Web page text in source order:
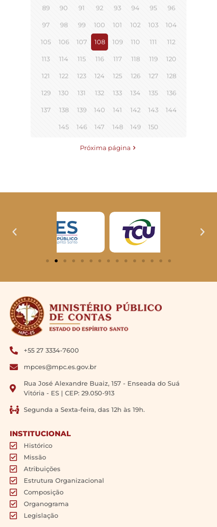
89 90 91 92 93 94 95 96
97 98 99 100 101 102 103 104
105 106 107 108 109 110 111 112
113 114 115 116 117 118 119 120
121 122 123 124 125 126 127 128
129 130 131 132 133 134 135 136
137 138 139 140 141 142 143 144
145 146 147 148 149 150
Próxima página
+55 27 3334-7600
mpces@mpc.es.gov.br
Rua José Alexandre Buaiz, 157 - Enseada do Suá
Vitória - ES | CEP: 29.050-913
Segunda a Sexta-feira, das 12h às 19h.
INSTITUCIONAL
Histórico
Missão
Atribuições
Estrutura Organizacional
Composição
Organograma
Legislação